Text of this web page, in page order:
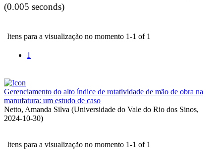
(0.005 seconds)
Itens para a visualização no momento 1-1 of 1
1
Gerenciamento do alto índice de rotatividade de mão de obra na
manufatura: um estudo de caso
Netto, Amanda Silva (Universidade do Vale do Rio dos Sinos,
2024-10-30)
Itens para a visualização no momento 1-1 of 1